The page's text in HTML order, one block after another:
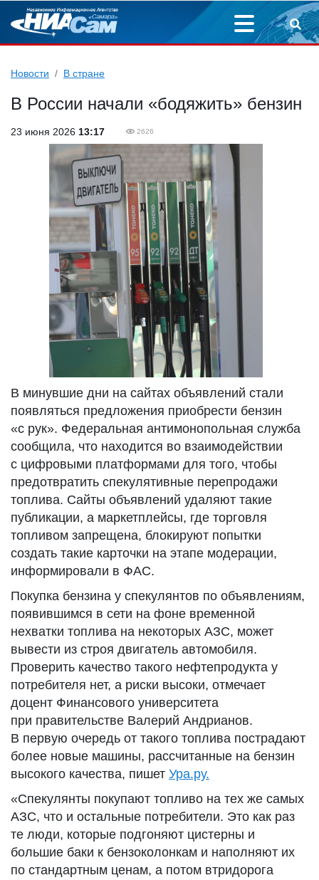
Новости В стране
В России начали «бодяжить» бензин
23 июня 2026 13:17 2626
В минувшие дни на сайтах объявлений стали
появляться предложения приобрести бензин
«с рук». Федеральная антимонопольная служба
сообщила, что находится во взаимодействии
с цифровыми платформами для того, чтобы
предотвратить спекулятивные перепродажи
топлива. Сайты объявлений удаляют такие
публикации, а маркетплейсы, где торговля
топливом запрещена, блокируют попытки
создать такие карточки на этапе модерации,
информировали в ФАС.
Покупка бензина у спекулянтов по объявлениям,
появившимся в сети на фоне временной
нехватки топлива на некоторых АЗС, может
вывести из строя двигатель автомобиля.
Проверить качество такого нефтепродукта у
потребителя нет, а риски высоки, отмечает
доцент Финансового университета
при правительстве Валерий Андрианов.
В первую очередь от такого топлива пострадают
более новые машины, рассчитанные на бензин
высокого качества, пишет Ура.ру.
«Спекулянты покупают топливо на тех же самых
АЗС, что и остальные потребители. Это как раз
те люди, которые подгоняют цистерны и
большие баки к бензоколонкам и наполняют их
по стандартным ценам, а потом втридорога